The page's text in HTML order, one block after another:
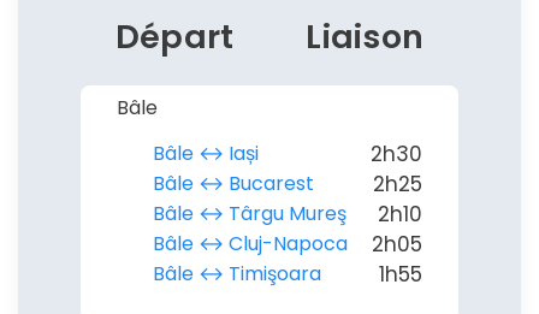
Départ Liaison
Bâle
Bâle ↔︎ Iași
2h30
Bâle ↔︎ Bucarest 2h25
Bâle ↔︎ Târgu Mureş 2h10
Bâle ↔︎ Cluj-Napoca 2h05
Bâle ↔︎ Timişoara 1h55
ou connectez-vous par mail